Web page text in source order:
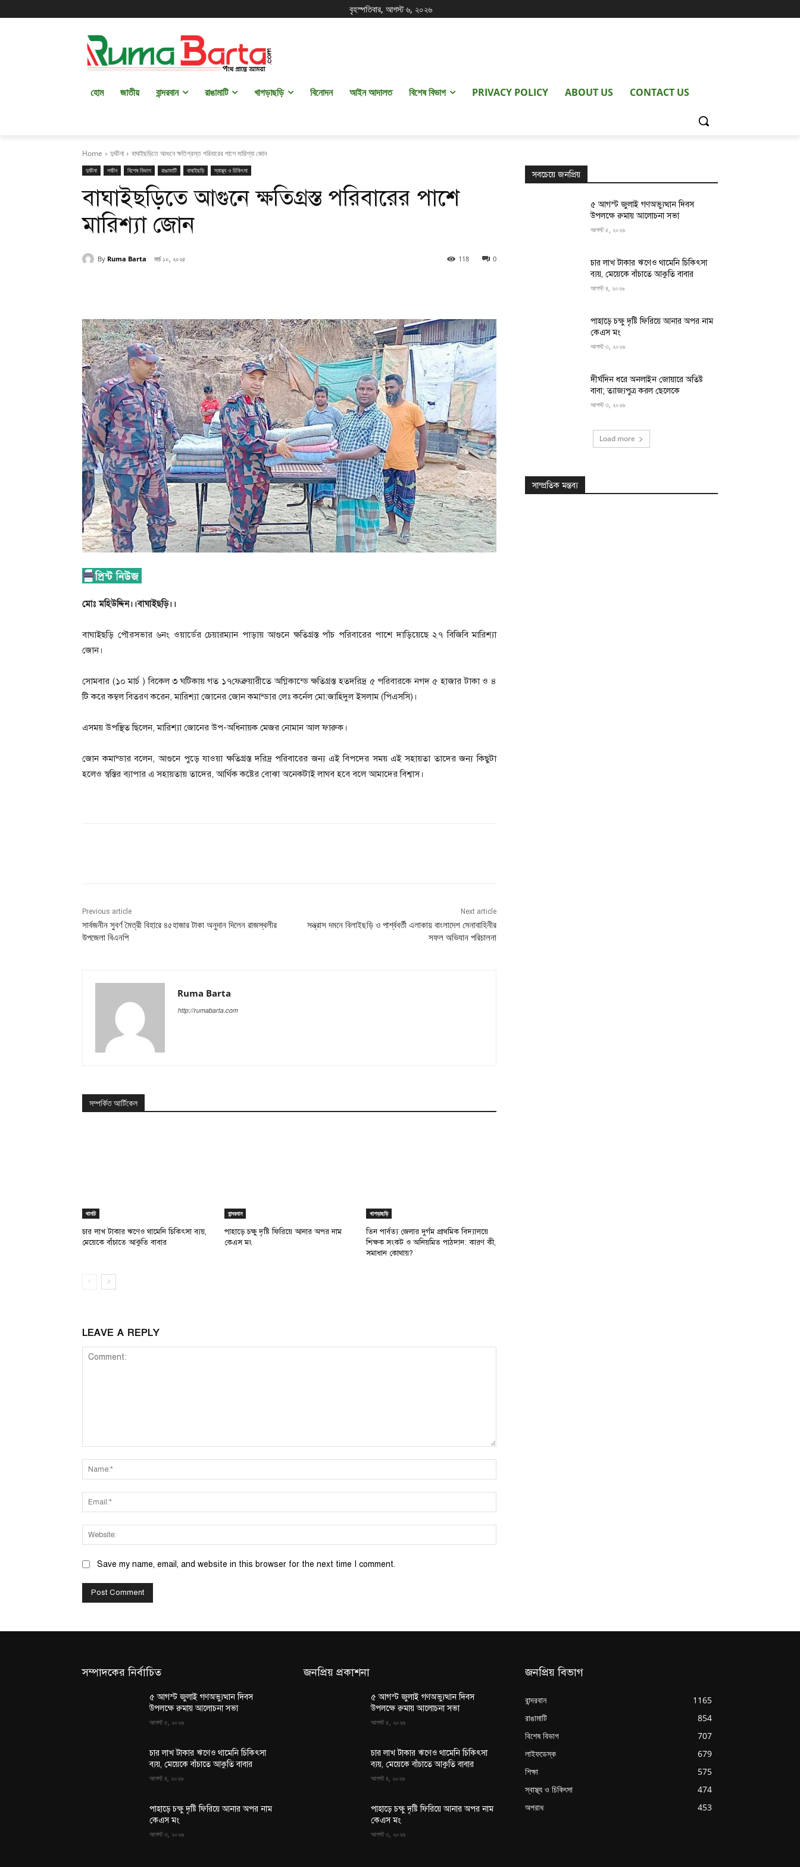
বৃহস্পতিবার, আগস্ট ৬, ২০২৬
হোম জাতীয় বান্দরবান রাঙামাটি খাগড়াছড়ি বিনোদন আইন আদালত বিশেষ বিভাগ PRIVACY POLICY ABOUT US CONTACT US
Home দুর্ঘটনা বাঘাইছড়িতে আগুনে ক্ষতিগ্রস্ত পরিবারের পাশে মারিশ্যা জোন
দুর্ঘটনা পর্যটন বিশেষ বিভাগ রাঙামাটি বাঘাইছড়ি স্বাস্থ্য ও চিকিৎসা
বাঘাইছড়িতে আগুনে ক্ষতিগ্রস্ত পরিবারের পাশে
মারিশ্যা জোন
By Ruma Barta মার্চ ১০, ২০২৫ 0
118
মোঃ মহিউদ্দিন।।বাঘাইছড়ি।।
বাঘাইছড়ি পৌরসভার ৬নং ওয়ার্ডের চেয়ারম্যান পাড়ায় আগুনে ক্ষতিগ্রস্ত পাঁচ পরিবারের পাশে দাড়িয়েছে ২৭ বিজিবি মারিশ্যা
জোন।
সোমবার (১০ মার্চ ) বিকেল ৩ ঘটিকায় গত ১৭ফেব্রুয়ারীতে অগ্নিকান্ডে ক্ষতিগ্রস্ত হতদরিদ্র ৫ পরিবারকে নগদ ৫ হাজার টাকা ও ৪
টি করে কম্বল বিতরণ করেন, মারিশ্যা জোনের জোন কমান্ডার লেঃ কর্নেল মো:জাহিদুল ইসলাম (পিএসসি)।
এসময় উপস্থিত ছিলেন, মারিশ্যা জোনের উপ-অধিনায়ক মেজর নোমান আল ফারুক।
জোন কমান্ডার বলেন, আগুনে পুড়ে যাওয়া ক্ষতিগ্রস্ত দরিদ্র পরিবারের জন্য এই বিপদের সময় এই সহায়তা তাদের জন্য কিছুটা
হলেও স্বস্তির ব্যাপার এ সহায়তায় তাদের, আর্থিক কষ্টের বোঝা অনেকটাই লাঘব হবে বলে আমাদের বিশ্বাস।
Previous article
সার্বজনীন সুবর্ণ মৈত্রী বিহারে ৪৫হাজার টাকা অনুদান দিলেন রাজস্থলীর
উপজেলা বিএনপি
Next article
সন্ত্রাস দমনে বিলাইছড়ি ও পার্শ্ববর্তী এলাকায় বাংলাদেশ সেনাবাহিনীর
সফল অভিযান পরিচালনা
Ruma Barta
http://rumabarta.com
সম্পর্কিত আর্টিকেল
থানচি
চার লাখ টাকার ঋণেও থামেনি চিকিৎসা ব্যয়,
মেয়েকে বাঁচাতে আকুতি বাবার
বান্দরবান
পাহাড়ে চক্ষু দৃষ্টি ফিরিয়ে আনার অপর নাম
কেএস মং
খাগড়াছড়ি
তিন পার্বত্য জেলার দুর্গম প্রাথমিক বিদ্যালয়ে
শিক্ষক সংকট ও অনিয়মিত পাঠদান: কারণ কী,
সমাধান কোথায়?
LEAVE A REPLY
Save my name, email, and website in this browser for the next time I comment.
সবচেয়ে জনপ্রিয়
৫ আগস্ট জুলাই গণঅভ্যুত্থান দিবস
উপলক্ষে রুমায় আলোচনা সভা
আগস্ট ৫, ২০২৬
চার লাখ টাকার ঋণেও থামেনি চিকিৎসা
ব্যয়, মেয়েকে বাঁচাতে আকুতি বাবার
আগস্ট ৪, ২০২৬
পাহাড়ে চক্ষু দৃষ্টি ফিরিয়ে আনার অপর নাম
কেএস মং
আগস্ট ৩, ২০২৬
দীর্ঘদিন ধরে অনলাইন জোয়ারে অতিষ্ট
বাবা; ত্যাজ্যপুত্র করল ছেলেকে
আগস্ট ৩, ২০২৬
Load more
সাম্প্রতিক মন্তব্য
সম্পাদকের নির্বাচিত
৫ আগস্ট জুলাই গণঅভ্যুত্থান দিবস
উপলক্ষে রুমায় আলোচনা সভা
আগস্ট ৫, ২০২৬
চার লাখ টাকার ঋণেও থামেনি চিকিৎসা
ব্যয়, মেয়েকে বাঁচাতে আকুতি বাবার
আগস্ট ৪, ২০২৬
পাহাড়ে চক্ষু দৃষ্টি ফিরিয়ে আনার অপর নাম
কেএস মং
আগস্ট ৩, ২০২৬
জনপ্রিয় প্রকাশনা
৫ আগস্ট জুলাই গণঅভ্যুত্থান দিবস
উপলক্ষে রুমায় আলোচনা সভা
আগস্ট ৫, ২০২৬
চার লাখ টাকার ঋণেও থামেনি চিকিৎসা
ব্যয়, মেয়েকে বাঁচাতে আকুতি বাবার
আগস্ট ৪, ২০২৬
পাহাড়ে চক্ষু দৃষ্টি ফিরিয়ে আনার অপর নাম
কেএস মং
আগস্ট ৩, ২০২৬
জনপ্রিয় বিভাগ
বান্দরবান
1165
রাঙামাটি
854
বিশেষ বিভাগ
707
লাইফডেস্ক
679
শিক্ষা
575
স্বাস্থ্য ও চিকিৎসা
474
অপরাধ
453